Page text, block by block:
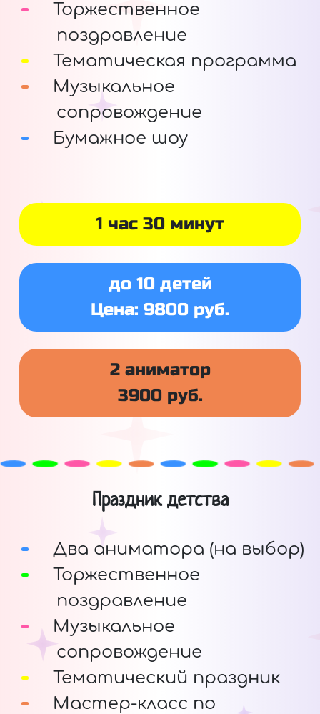
Торжественное
поздравление
Тематическая программа
Музыкальное
сопровождение
Бумажное шоу
1 час 30 минут
до 10 детей
Цена: 9800 руб.
2 аниматор
3900 руб.
Праздник детства
Два аниматора (на выбор)
Торжественное
поздравление
Музыкальное
сопровождение
Тематический праздник
Мастер-класс по